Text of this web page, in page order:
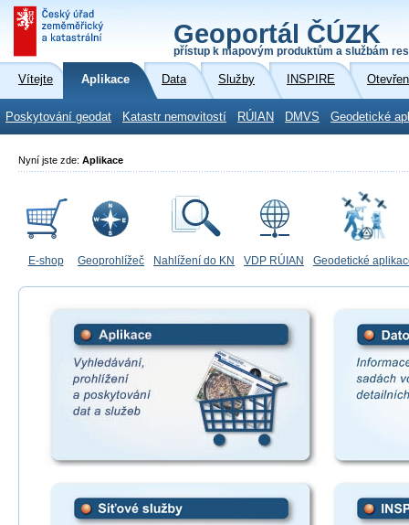
Geoportál ČÚZK
přístup k mapovým produktům a službám
Vítejte Aplikace Data Služby INSPIRE
Poskytování geodat Katastr nemovitostí RÚIAN DMVS Geodetické
Nyní jste zde: Aplikace
E-shop Geoprohlížeč Nahlížení do KN VDP RÚIAN Geodetické